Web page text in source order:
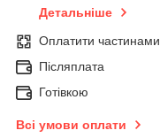
Детальніше
Оплатити частинами
Післяплата
Готівкою
Всі умови оплати